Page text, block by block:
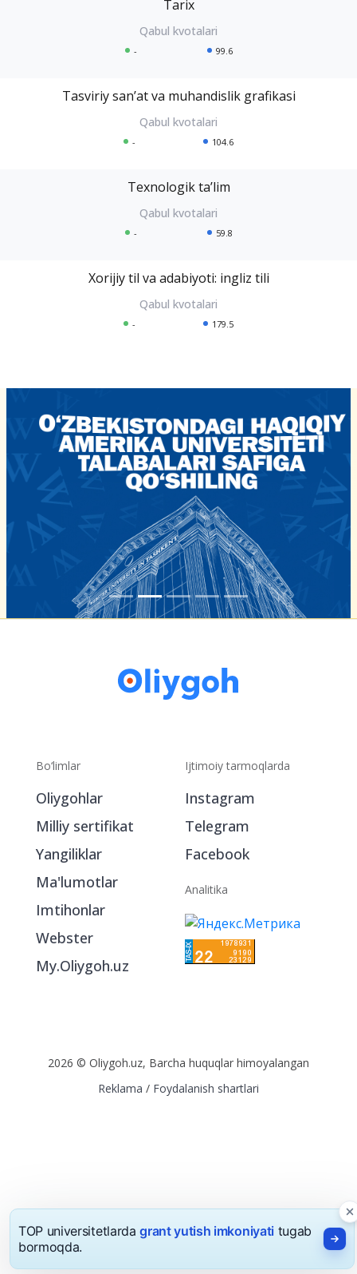
Tarix
- 99.6
Tasviriy sanʼat va muhandislik grafikasi
- 104.6
Texnologik taʼlim
- 59.8
Xorijiy til va adabiyoti: ingliz tili
- 179.5
Bo‘limlar
Oliygohlar
Milliy sertifikat
Yangiliklar
Ma'lumotlar
Imtihonlar
Webster
My.Oliygoh.uz
Ijtimoiy tarmoqlarda
Instagram
Telegram
Facebook
Analitika
2026 © Oliygoh.uz, Barcha huquqlar himoyalangan
Reklama / Foydalanish shartlari
TOP universitetlardagrant yutish imkoniyatitugab
bormoqda.